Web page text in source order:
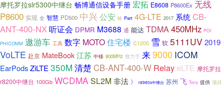
摩托罗拉slr5300中继台 畅博通信设备手册 宏拓 E8608 P8600Ex 无线
P8600 实现 全 智慧 PD500 中兴 公安 轻 Part 4G-LTE 2017 系统 CB-
ANT-400-NX听证会 DPMR M3688 通 能达 TDMA450MHz POI
PHICOMM 遨游车 工具 数字 MOTO住宅楼 C1200 雪 软 5111UV2019
VoLTE 赴京 MateBook江苏 中移 800MHz 致力于 来9000 ICOM
EarPodsZiLTE 350M 清楚CB-ANT-400-W Relay eLTE 摩托罗拉
r8200中继台 100Gb WCDMASL2M 非法 》 rd980s中继台 苏州 飞 Tony 提供 项目